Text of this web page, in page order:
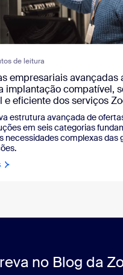
de leitura
empresariais avançadas
implantação compatível,
e eficiente dos serviços
estrutura avançada de
em seis categorias
necessidades complexas das
no Blog da